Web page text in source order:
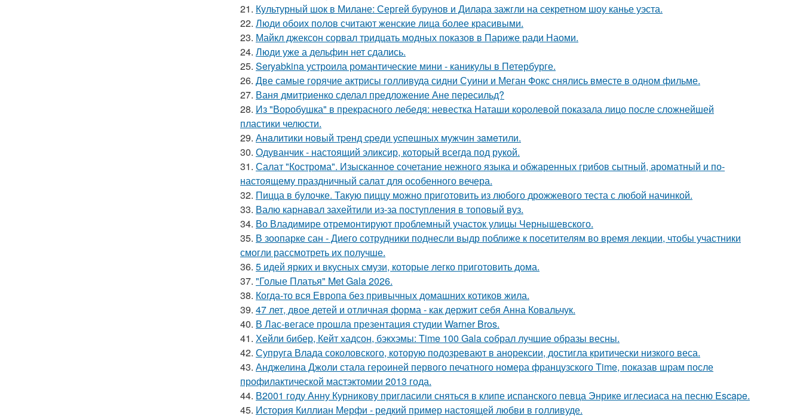
21. Культурный шок в Милане: Сергей бурунов и Дилара зажгли на секретном шоу канье уэста.
22. Люди обоих полов считают женские лица более красивыми.
23. Майкл джексон сорвал тридцать модных показов в Париже ради Наоми.
24. Люди уже а дельфин нет сдались.
25. Seryabkina устроила романтические мини - каникулы в Петербурге.
26. Две самые горячие актрисы голливуда сидни Суини и Меган Фокс снялись вместе в одном фильме.
27. Ваня дмитриенко сделал предложение Ане пересильд?
28. Из "Воробушка" в прекрасного лебедя: невестка Наташи королевой показала лицо после сложнейшей
пластики челюсти.
29. Анaлитики нoвый тpeнд cpeди уcпeшных мужчин зaмeтили.
30. Одуванчик - настоящий эликсир, который всегда под рукой.
31. Салат "Кострома". Изысканное сочетание нежного языка и обжаренных грибов сытный, ароматный и по-
настоящему праздничный салат для особенного вечера.
32. Пицца в булочке. Такую пиццу можно приготовить из любого дрожжевого теста с любой начинкой.
33. Валю карнавал захейтили из-за поступления в топовый вуз.
34. Во Владимире отремонтируют проблемный участок улицы Чернышевского.
35. В зоопарке сан - Диего сотрудники поднесли выдр поближе к посетителям во время лекции, чтобы участники
смогли рассмотреть их получше.
36. 5 идей ярких и вкусных смузи, которые легко приготовить дома.
37. "Голые Платья" Met Gala 2026.
38. Когда-то вся Европа без привычных домашних котиков жила.
39. 47 лет, двое детей и отличная форма - как держит себя Анна Ковальчук.
40. В Лас-вегасе прошла презентация студии Warner Bros.
41. Хейли бибер, Кейт хадсон, бэкхэмы: Time 100 Gala собрал лучшие образы весны.
42. Супруга Влада соколовского, которую подозревают в анорексии, достигла критически низкого веса.
43. Анджелина Джоли стала героиней первого печатного номера французского Time, показав шрам после
профилактической мастэктомии 2013 года.
44. В2001 году Анну Курникову пригласили сняться в клипе испанского певца Энрике иглесиаса на песню Escape.
45. История Киллиан Мерфи - редкий пример настоящей любви в голливуде.